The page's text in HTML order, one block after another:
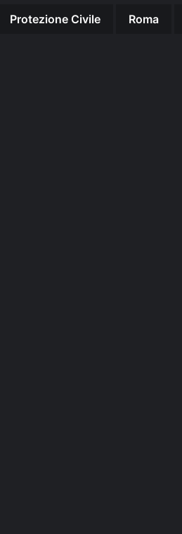
Protezione Civile Roma